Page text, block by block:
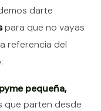
darte
para que no vayas
referencia del
pequeña,
parten desde